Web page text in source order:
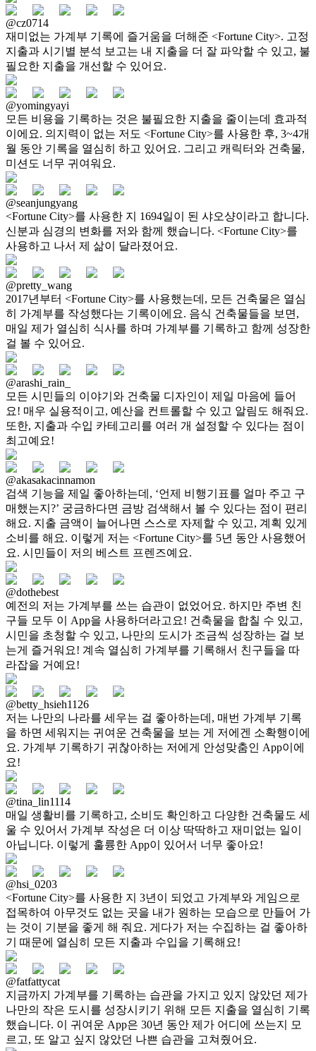
@cz0714
재미없는 가계부 기록에 즐거움을 더해준 <Fortune City>. 고정
지출과 시기별 분석 보고는 내 지출을 더 잘 파악할 수 있고, 불
필요한 지출을 개선할 수 있어요.
@yomingyayi
모든 비용을 기록하는 것은 불필요한 지출을 줄이는데 효과적
이에요. 의지력이 없는 저도 <Fortune City>를 사용한 후, 3~4개
월 동안 기록을 열심히 하고 있어요. 그리고 캐릭터와 건축물,
미션도 너무 귀여워요.
@seanjungyang
<Fortune City>를 사용한 지 1694일이 된 샤오샹이라고 합니다.
신분과 심경의 변화를 저와 함께 했습니다. <Fortune City>를
사용하고 나서 제 삶이 달라졌어요.
@pretty_wang
2017년부터 <Fortune City>를 사용했는데, 모든 건축물은 열심
히 가계부를 작성했다는 기록이에요. 음식 건축물들을 보면,
매일 제가 열심히 식사를 하며 가계부를 기록하고 함께 성장한
걸 볼 수 있어요.
@arashi_rain_
모든 시민들의 이야기와 건축물 디자인이 제일 마음에 들어
요! 매우 실용적이고, 예산을 컨트롤할 수 있고 알림도 해줘요.
또한, 지출과 수입 카테고리를 여러 개 설정할 수 있다는 점이
최고예요!
@akasakacinnamon
검색 기능을 제일 좋아하는데, ‘언제 비행기표를 얼마 주고 구
매했는지?’ 궁금하다면 금방 검색해서 볼 수 있다는 점이 편리
해요. 지출 금액이 늘어나면 스스로 자제할 수 있고, 계획 있게
소비를 해요. 이렇게 저는 <Fortune City>를 5년 동안 사용했어
요. 시민들이 저의 베스트 프렌즈예요.
@dothebest
예전의 저는 가계부를 쓰는 습관이 없었어요. 하지만 주변 친
구들 모두 이 App을 사용하더라고요! 건축물을 합칠 수 있고,
시민을 초청할 수 있고, 나만의 도시가 조금씩 성장하는 걸 보
는게 즐거워요! 계속 열심히 가계부를 기록해서 친구들을 따
라잡을 거예요!
@betty_hsieh1126
저는 나만의 나라를 세우는 걸 좋아하는데, 매번 가계부 기록
을 하면 세워지는 귀여운 건축물을 보는 게 저에겐 소확행이에
요. 가계부 기록하기 귀찮아하는 저에게 안성맞춤인 App이에
요!
@tina_lin1114
매일 생활비를 기록하고, 소비도 확인하고 다양한 건축물도 세
울 수 있어서 가계부 작성은 더 이상 딱딱하고 재미없는 일이
아닙니다. 이렇게 훌륭한 App이 있어서 너무 좋아요!
@hsi_0203
<Fortune City>를 사용한 지 3년이 되었고 가계부와 게임으로
접목하여 아무것도 없는 곳을 내가 원하는 모습으로 만들어 가
는 것이 기분을 좋게 해 줘요. 게다가 저는 수집하는 걸 좋아하
기 때문에 열심히 모든 지출과 수입을 기록해요!
@fatfattycat
지금까지 가계부를 기록하는 습관을 가지고 있지 않았던 제가
나만의 작은 도시를 성장시키기 위해 모든 지출을 열심히 기록
했습니다. 이 귀여운 App은 30년 동안 제가 어디에 쓰는지 모
르고, 또 알고 싶지 않았던 나쁜 습관을 고쳐줬어요.